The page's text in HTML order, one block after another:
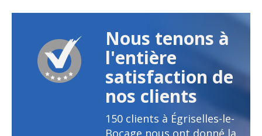
Nous tenons à
l'entière
satisfaction de
nos clients
150 clients à Égriselles-le-
Bocage nous ont donné la